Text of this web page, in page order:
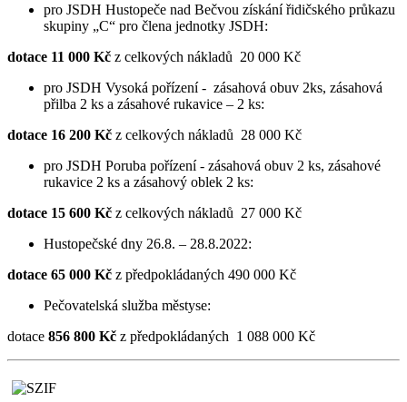
pro JSDH Hustopeče nad Bečvou získání řidičského průkazu
skupiny „C“ pro člena jednotky JSDH:
dotace 11 000 Kč z celkových nákladů 20 000 Kč
pro JSDH Vysoká pořízení - zásahová obuv 2ks, zásahová
přilba 2 ks a zásahové rukavice – 2 ks:
dotace 16 200 Kč z celkových nákladů 28 000 Kč
pro JSDH Poruba pořízení - zásahová obuv 2 ks, zásahové
rukavice 2 ks a zásahový oblek 2 ks:
dotace 15 600 Kč z celkových nákladů 27 000 Kč
Hustopečské dny 26.8. – 28.8.2022:
dotace 65 000 Kč z předpokládaných 490 000 Kč
Pečovatelská služba městyse:
dotace 856 800 Kč z předpokládaných 1 088 000 Kč